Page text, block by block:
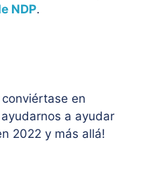
NDP.
en
a ayudar
2022 y más allá!